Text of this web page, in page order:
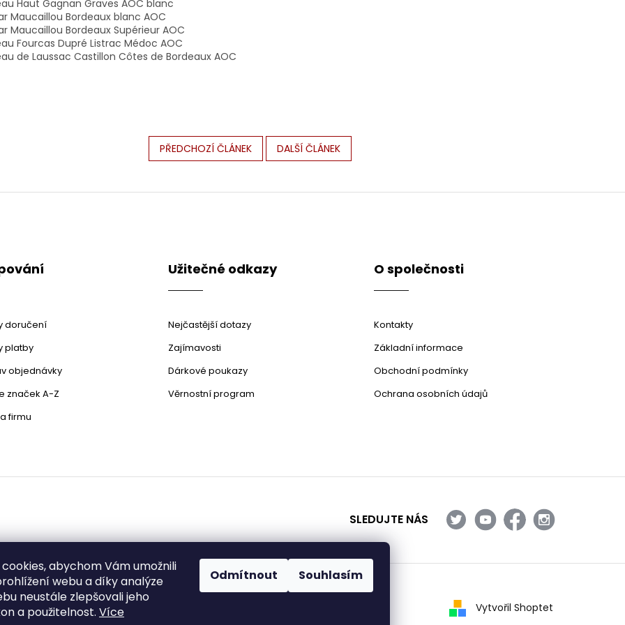
abychom Vám umožnili
webu a díky analýze
neustále zlepšovali jeho
a použitelnost. Více
Odmítnout Souhlasím
Haut Gagnan Graves AOC blanc
Maucaillou Bordeaux blanc AOC
Maucaillou Bordeaux Supérieur AOC
Fourcas Dupré Listrac Médoc AOC
de Laussac Castillon Côtes de Bordeaux AOC
PŘEDCHOZÍ ČLÁNEK DALŠÍ ČLÁNEK
doručení
platby
objednávky
značek A-Z
firmu
Užitečné odkazy
Nejčastější dotazy
Zajímavosti
Dárkové poukazy
Věrnostní program
O společnosti
Kontakty
Základní informace
Obchodní podmínky
Ochrana osobních údajů
SLEDUJTE NÁS
Vytvořil Shoptet
Upravit nastavení cookies